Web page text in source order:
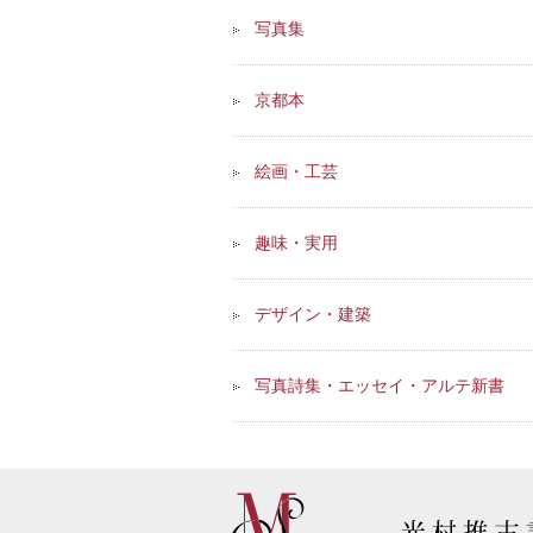
写真集
京都本
絵画・工芸
趣味・実用
デザイン・建築
写真詩集・エッセイ・アルテ新書